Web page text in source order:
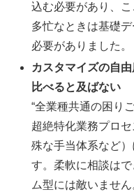
込む必要があり、
多忙なときは基礎
必要がありました。
カスタマイズの自
比べると及ばない
“全業種共通の困り
超絶特化業務プロ
殊な手当体系など
す。柔軟に相談は
ム型には敵いませ